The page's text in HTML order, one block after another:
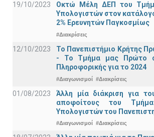
19/10/2023
Οκτώ Μέλη ΔΕΠ του
Υπολογιστών στον
2% Ερευνητών Παγκοσμίως
#Διακρίσεις
12/10/2023
Το Πανεπιστήμιο Κρήτης
- Το Τμήμα μας Πρώτο
Πληροφορικής για το 2024
#Διαγωνισμοί #Διακρίσεις
01/08/2023
Άλλη μία διάκριση για
αποφοίτους του
Υπολογιστών του
#Διαγωνισμοί #Διακρίσεις